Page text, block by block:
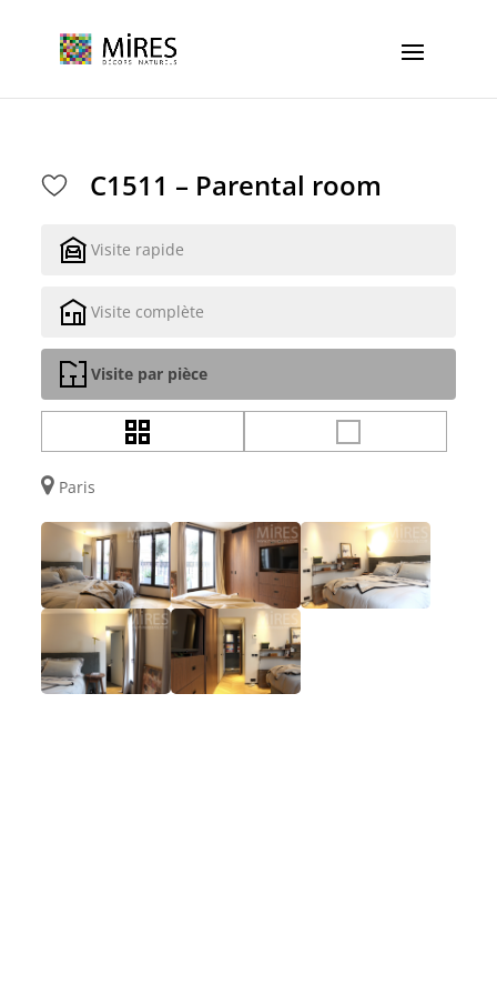
C1511 – Parental room
Visite rapide
Visite complète
Visite par pièce
Paris